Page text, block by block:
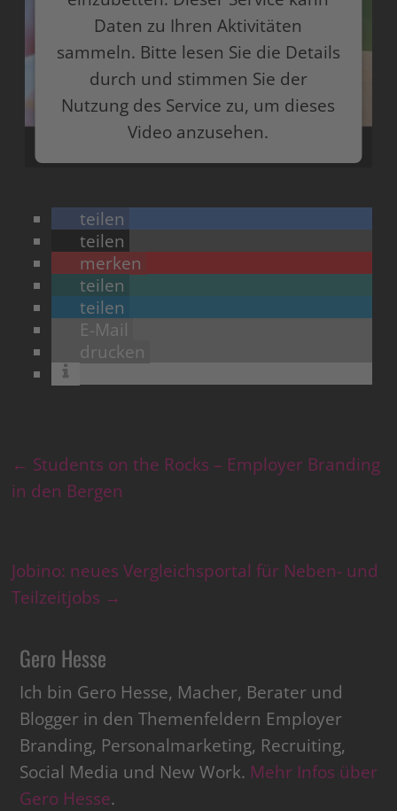
Daten zu Ihren Aktivitäten
sammeln. Bitte lesen Sie die Details
durch und stimmen Sie der
Nutzung des Service zu, um dieses
Video anzusehen.
Akzeptieren
powered byUsercentrics Consent Management
Platform
teilen
teilen
merken
teilen
teilen
E-Mail
drucken
← Students on the Rocks – Employer Branding
in den Bergen
Jobino: neues Vergleichsportal für Neben- und
Teilzeitjobs →
Gero Hesse
Ich bin Gero Hesse, Macher, Berater und
Blogger in den Themenfeldern Employer
Branding, Personalmarketing, Recruiting,
Social Media und New Work. Mehr Infos über
Gero Hesse.